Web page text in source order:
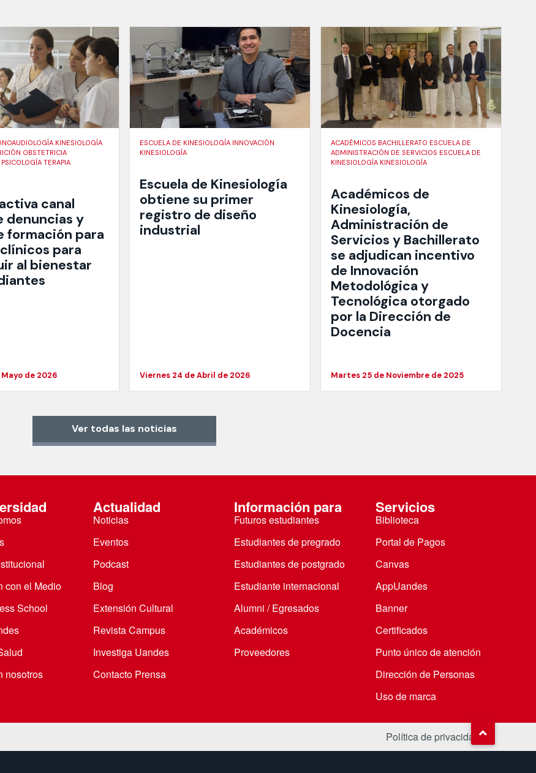
KINESIOLOGÍA
OBSTETRICIA
TERAPIA
canal
denuncias y
formación para
para
al bienestar
de 2026
ESCUELA DE KINESIOLOGÍA INNOVACIÓN
KINESIOLOGÍA
Escuela de Kinesiología
obtiene su primer
registro de diseño
industrial
Viernes 24 de Abril de 2026
ACADÉMICOS BACHILLERATO ESCUELA DE
ADMINISTRACIÓN DE SERVICIOS ESCUELA DE
KINESIOLOGÍA KINESIOLOGÍA
Académicos de
Kinesiología,
Administración de
Servicios y Bachillerato
se adjudican incentivo
de Innovación
Metodológica y
Tecnológica otorgado
por la Dirección de
Docencia
Martes 25 de Noviembre de 2025
Ver todas las noticias
con el Medio
School
nosotros
Actualidad
Noticias
Eventos
Podcast
Blog
Extensión Cultural
Revista Campus
Investiga Uandes
Contacto Prensa
Información para
Futuros estudiantes
Estudiantes de pregrado
Estudiantes de postgrado
Estudiante internacional
Alumni / Egresados
Académicos
Proveedores
Servicios
Biblioteca
Portal de Pagos
Canvas
AppUandes
Banner
Certificados
Punto único de atención
Dirección de Personas
Uso de marca
Política de privacidad